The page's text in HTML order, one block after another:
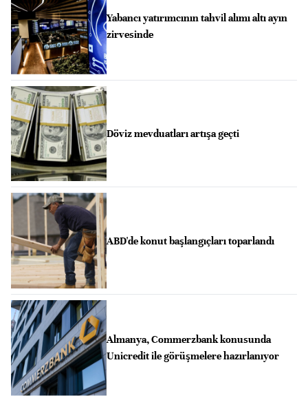
Yabancı yatırımcının tahvil alımı altı ayın
zirvesinde
Döviz mevduatları artışa geçti
ABD'de konut başlangıçları toparlandı
Almanya, Commerzbank konusunda
Unicredit ile görüşmelere hazırlanıyor